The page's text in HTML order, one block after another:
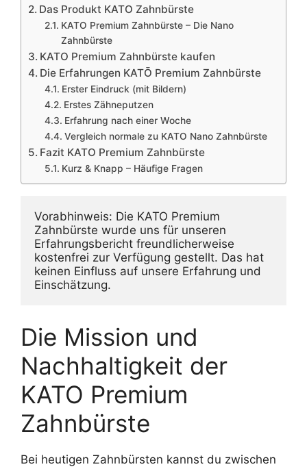
Das Produkt KATO Zahnbürste
KATO Premium Zahnbürste – Die Nano
Zahnbürste
KATO Premium Zahnbürste kaufen
Die Erfahrungen KATŌ Premium Zahnbürste
Erster Eindruck (mit Bildern)
Erstes Zähneputzen
Erfahrung nach einer Woche
Vergleich normale zu KATO Nano Zahnbürste
Fazit KATO Premium Zahnbürste
Kurz & Knapp – Häufige Fragen
Vorabhinweis: Die KATO Premium
Zahnbürste wurde uns für unseren
Erfahrungsbericht freundlicherweise
kostenfrei zur Verfügung gestellt. Das hat
keinen Einfluss auf unsere Erfahrung und
Einschätzung.
Die Mission und
Nachhaltigkeit der
KATO Premium
Zahnbürste
Bei heutigen Zahnbürsten kannst du zwischen